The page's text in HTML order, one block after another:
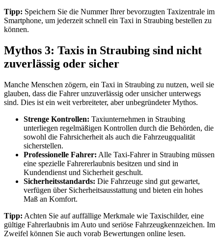
Tipp: Speichern Sie die Nummer Ihrer bevorzugten Taxizentrale im
Smartphone, um jederzeit schnell ein Taxi in Straubing bestellen zu
können.
Mythos 3: Taxis in Straubing sind nicht
zuverlässig oder sicher
Manche Menschen zögern, ein Taxi in Straubing zu nutzen, weil sie
glauben, dass die Fahrer unzuverlässig oder unsicher unterwegs
sind. Dies ist ein weit verbreiteter, aber unbegründeter Mythos.
Strenge Kontrollen: Taxiunternehmen in Straubing
unterliegen regelmäßigen Kontrollen durch die Behörden, die
sowohl die Fahrsicherheit als auch die Fahrzeugqualität
sicherstellen.
Professionelle Fahrer: Alle Taxi-Fahrer in Straubing müssen
eine spezielle Fahrererlaubnis besitzen und sind in
Kundendienst und Sicherheit geschult.
Sicherheitsstandards: Die Fahrzeuge sind gut gewartet,
verfügen über Sicherheitsausstattung und bieten ein hohes
Maß an Komfort.
Tipp: Achten Sie auf auffällige Merkmale wie Taxischilder, eine
gültige Fahrerlaubnis im Auto und seriöse Fahrzeugkennzeichen. Im
Zweifel können Sie auch vorab Bewertungen online lesen.